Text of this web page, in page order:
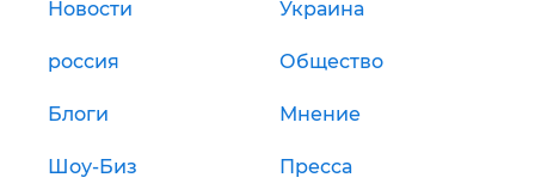
Новости Украина
россия Общество
Блоги Мнение
Шоу-Биз Пресса